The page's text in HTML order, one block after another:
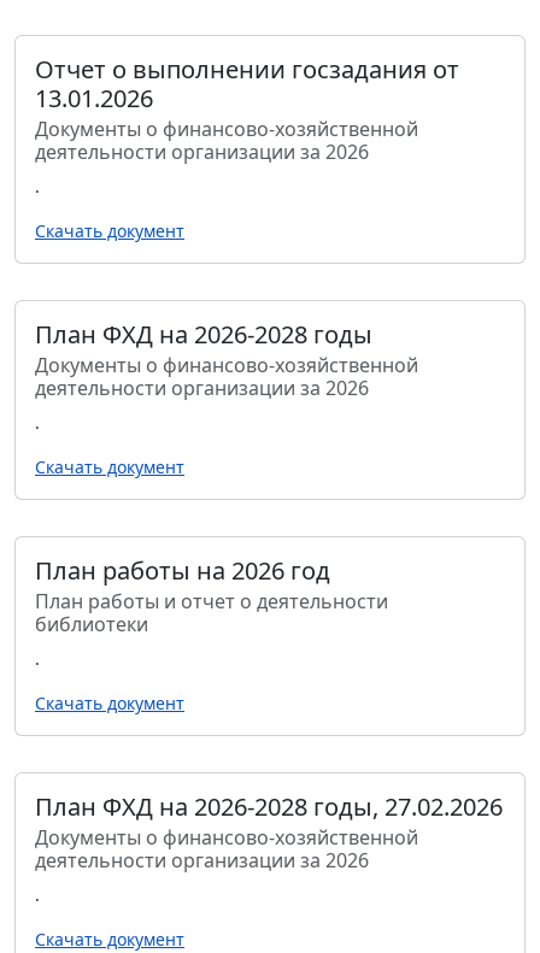
Отчет о выполнении госзадания от
13.01.2026
Документы о финансово-хозяйственной
деятельности организации за 2026
.
Скачать документ
План ФХД на 2026-2028 годы
Документы о финансово-хозяйственной
деятельности организации за 2026
.
Скачать документ
План работы на 2026 год
План работы и отчет о деятельности
библиотеки
.
Скачать документ
План ФХД на 2026-2028 годы, 27.02.2026
Документы о финансово-хозяйственной
деятельности организации за 2026
.
Скачать документ